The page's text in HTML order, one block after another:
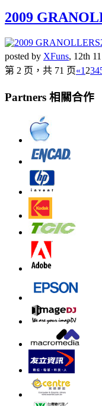
2009
posted by XFuns, 12th
第 2 页，共 71 页«1 234
Partners 相關合作